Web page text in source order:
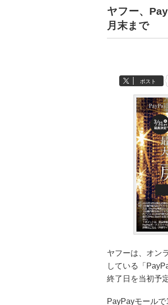
ヤフー、
月末まで
ポスト
ヤフーは、オン
している「
終了日を当初予
PayPayモール